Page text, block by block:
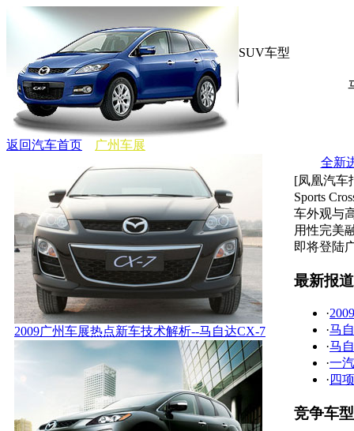
SUV车型
返回汽车首页 广州车展
2009广州车展热点新车技术解析--马自达CX-7
全新
[凤凰汽车
Sports
车外观与
用性完美
即将登陆
最新报道
·
·马
·马
·一
· 四
竞争车